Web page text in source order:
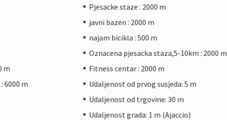
Pjesacke staze : 2000 m
javni bazen : 2000 m
najam bicikla : 500 m
Oznacena pjesacka staza,5-10km : 2000 m
m
Fitness centar : 2000 m
6000 m
Udaljenost od prvog susjeda: 5 m
Udaljenost od trgovine: 30 m
Udaljenost grada: 1 m (Ajaccio)